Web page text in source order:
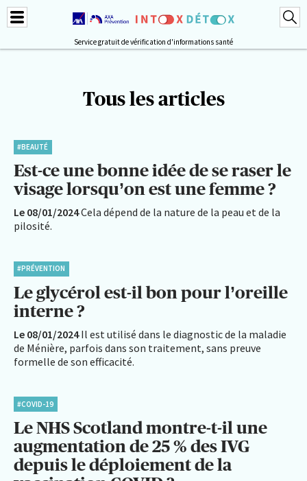
Service gratuit de vérification d'informations santé
Tous les articles
#BEAUTÉ
Est-ce une bonne idée de se raser le
visage lorsqu’on est une femme ?
Le 08/01/2024Cela dépend de la nature de la peau et de la
pilosité.
#PRÉVENTION
Le glycérol est-il bon pour l’oreille
interne ?
Le 08/01/2024 Il est utilisé dans le diagnostic de la maladie
de Ménière, parfois dans son traitement, sans preuve
formelle de son efficacité.
#COVID-19
Le NHS Scotland montre-t-il une
augmentation de 25 % des IVG
depuis le déploiement de la